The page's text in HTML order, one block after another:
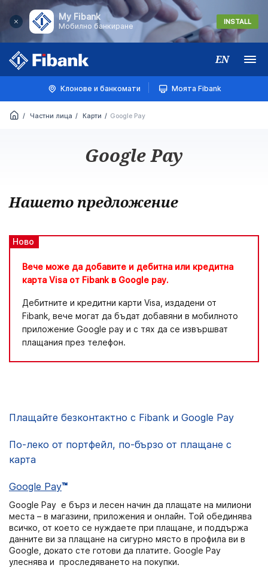
My Fibank
Мобилно банкиране
INSTALL
EN Меню
Клонове и банкомати Моята Fibank
Частни лица Карти Google Pay
Google Pay
Нашето предложение
Вече може да добавите и дебитна или кредитна
карта Visa от Fibank в Google pay.
Дебитните и кредитни карти Visa, издадени от
Fibank, вече могат да бъдат добавяни в мобилното
приложение Google pay и с тях да се извършват
плащания през телефон.
Ново
Плащайте безконтактно с Fibank и Google Pay
По-леко от портфейл, по-бързо от плащане с
карта
Google Pay™
Google Pay е бърз и лесен начин да плащате на милиони
места – в магазини, приложения и онлайн. Той обединява
всичко, от което се нуждаете при плащане, и поддържа
данните ви за плащане на сигурно място в профила ви в
Google, докато сте готови да платите. Google Pay
улеснява и проследяването на покупки.